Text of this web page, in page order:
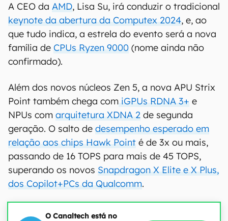
A CEO da AMD, Lisa Su, irá conduzir o tradicional
keynote da abertura da Computex 2024, e, ao
que tudo indica, a estrela do evento será a nova
família de CPUs Ryzen 9000 (nome ainda não
confirmado).
Além dos novos núcleos Zen 5, a nova APU Strix
Point também chega com iGPUs RDNA 3+ e
NPUs com arquitetura XDNA 2 de segunda
geração. O salto de desempenho esperado em
relação aos chips Hawk Point é de 3x ou mais,
passando de 16 TOPS para mais de 45 TOPS,
superando os novos Snapdragon X Elite e X Plus,
dos Copilot+PCs da Qualcomm.
O Canaltech está no